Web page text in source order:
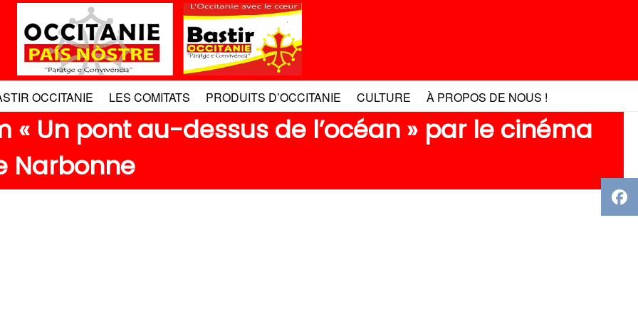
OCCITANIE LES COMITATS PRODUITS D’OCCITANIE CULTURE À PROPOS DE NOUS !
« Un pont au-dessus de l’océan » par le cinéma
Narbonne